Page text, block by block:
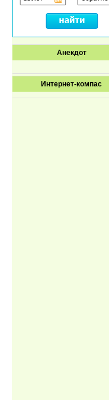
Анекдот
Интернет-компас